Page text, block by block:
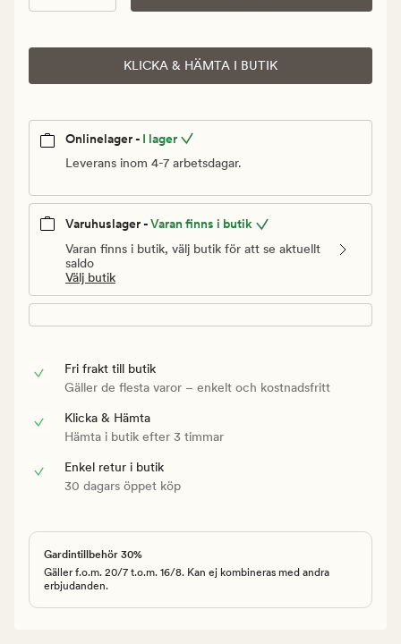
KLICKA & HÄMTA I BUTIK
Onlinelager - I lager
Leverans inom 4-7 arbetsdagar.
Varuhuslager -Varan finns i butik
Varan finns i butik, välj butik för att se aktuellt
saldo
Välj butik
Fri frakt till butik
Gäller de flesta varor – enkelt och kostnadsfritt
Klicka & Hämta
Hämta i butik efter 3 timmar
Enkel retur i butik
30 dagars öppet köp
Gardintillbehör 30%
Gäller f.o.m. 20/7 t.o.m. 16/8. Kan ej kombineras med andra
erbjudanden.